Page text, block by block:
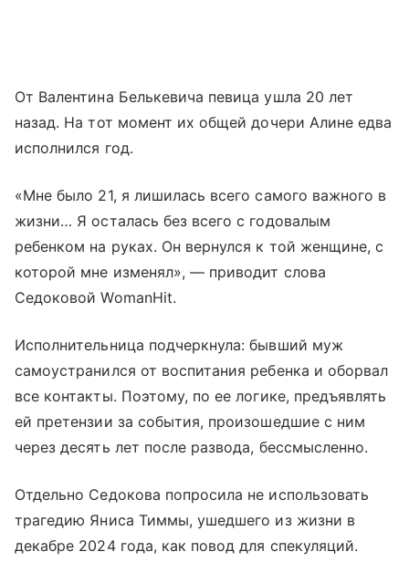
От Валентина Белькевича певица ушла 20 лет
назад. На тот момент их общей дочери Алине едва
исполнился год.
«Мне было 21, я лишилась всего самого важного в
жизни… Я осталась без всего с годовалым
ребенком на руках. Он вернулся к той женщине, с
которой мне изменял», — приводит слова
Седоковой WomanHit.
Исполнительница подчеркнула: бывший муж
самоустранился от воспитания ребенка и оборвал
все контакты. Поэтому, по ее логике, предъявлять
ей претензии за события, произошедшие с ним
через десять лет после развода, бессмысленно.
Отдельно Седокова попросила не использовать
трагедию Яниса Тиммы, ушедшего из жизни в
декабре 2024 года, как повод для спекуляций.